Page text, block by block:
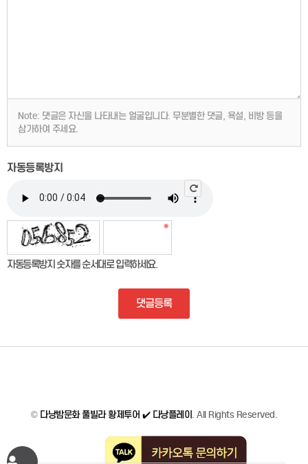
Note: 댓글은 자신을 나타내는 얼굴입니다. 무분별한 댓글, 욕설, 비방 등을
삼가하여 주세요.
자동등록방지
자동등록방지 숫자를 순서대로 입력하세요.
댓글등록
© 다낭밤문화 풀빌라 황제투어 ✔️ 다낭플레이 . All Rights Reserved.